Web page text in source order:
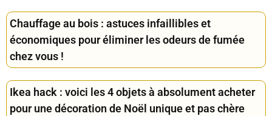
Chauffage au bois : astuces infaillibles et
économiques pour éliminer les odeurs de fumée
chez vous !
Ikea hack : voici les 4 objets à absolument acheter
pour une décoration de Noël unique et pas chère